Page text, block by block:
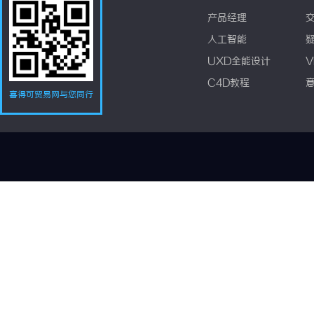
喜得可贸易网与您同行
产品经理
人工智能
UXD全能设计
C4D教程